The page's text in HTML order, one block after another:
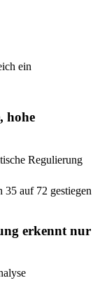
ein
hohe
Regulierung
35 auf 72 gestiegen
erkennt nur